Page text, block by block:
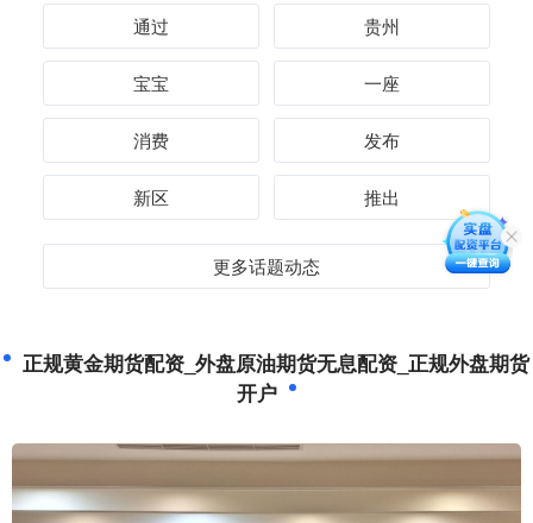
通过 贵州
宝宝 一座
消费 发布
新区 推出
更多话题动态
正规黄金期货配资_外盘原油期货无息配资_正规外盘期货
开户